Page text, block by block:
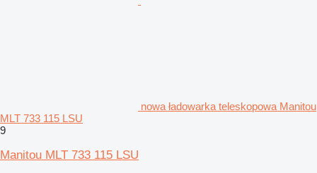
nowa ładowarka teleskopowa Manitou
MLT 733 115 LSU
9
Manitou MLT 733 115 LSU